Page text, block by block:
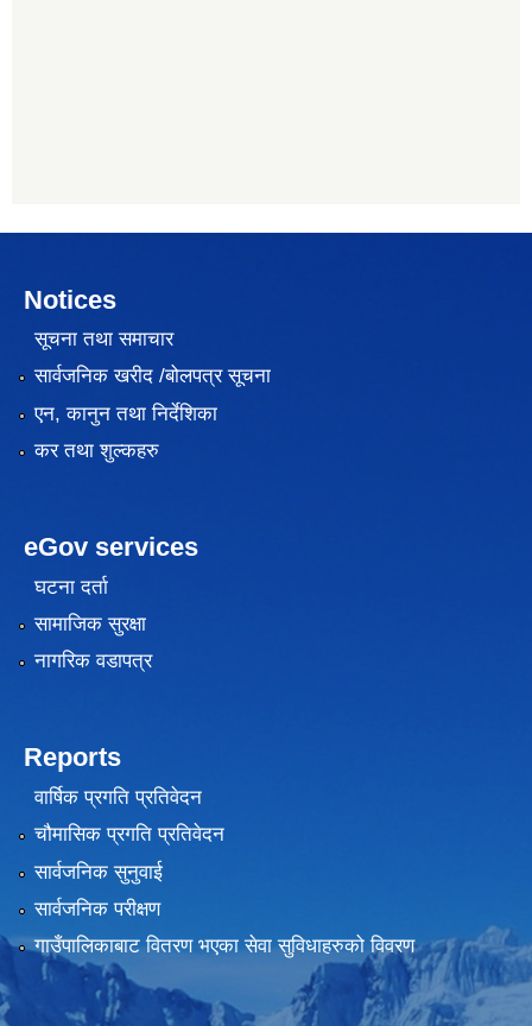
Notices
सूचना तथा समाचार
सार्वजनिक खरीद /बोलपत्र सूचना
एन, कानुन तथा निर्देशिका
कर तथा शुल्कहरु
eGov services
घटना दर्ता
सामाजिक सुरक्षा
नागरिक वडापत्र
Reports
वार्षिक प्रगति प्रतिवेदन
चौमासिक प्रगति प्रतिवेदन
सार्वजनिक सुनुवाई
सार्वजनिक परीक्षण
गाउँपालिकाबाट वितरण भएका सेवा सुविधाहरुको विवरण